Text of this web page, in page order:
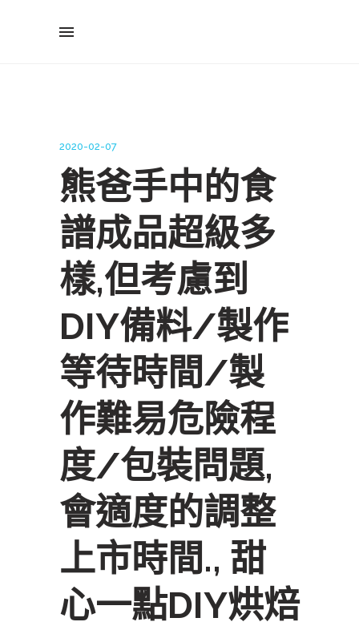
2020-02-07
熊爸手中的食
譜成品超級多
樣,但考慮到
DIY備料/製作
等待時間/製
作難易危險程
度/包裝問題,
會適度的調整
上市時間., 甜
心一點DIY烘焙